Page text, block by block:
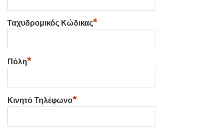
Ταχυδρομικός Κώδικας*
Πόλη*
Κινητό Τηλέφωνο*